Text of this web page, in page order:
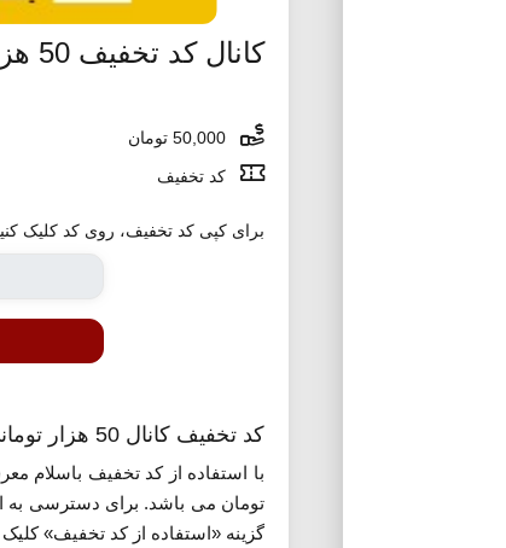
کانال کد تخفیف 50 هزار تومانی باسلام
کد تخفیف
برای کپی کد تخفیف، روی کد کلیک
کد تخفیف کانال 50 هزار تومانی باسلام
با استفاده از کد تخفیف باسلام
تومان می باشد. برای دسترسی به
گزینه «استفاده از کد تخفیف» کلیک